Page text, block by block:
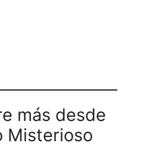
más desde
Misterioso